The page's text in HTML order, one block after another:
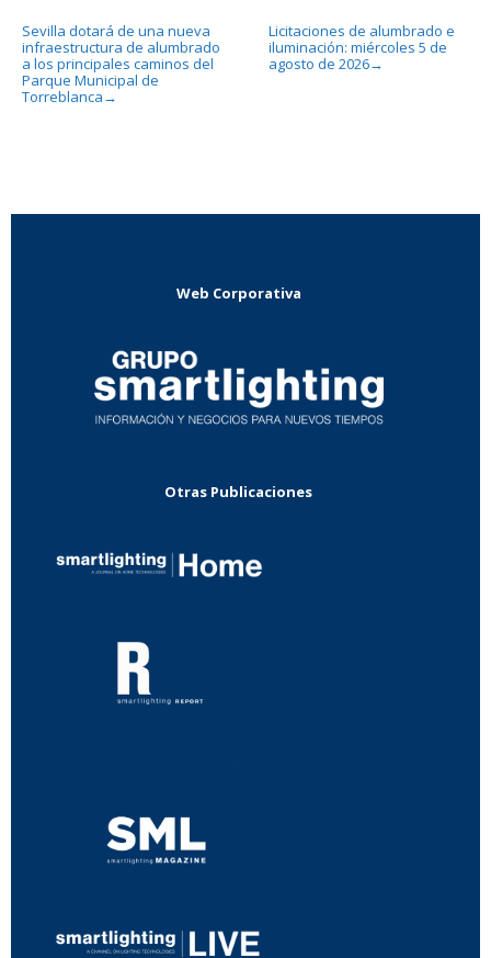
Sevilla dotará de una nueva
infraestructura de alumbrado
a los principales caminos del
Parque Municipal de
Torreblanca →
Licitaciones de alumbrado e
iluminación: miércoles 5 de
agosto de 2026→
Web Corporativa
Otras Publicaciones